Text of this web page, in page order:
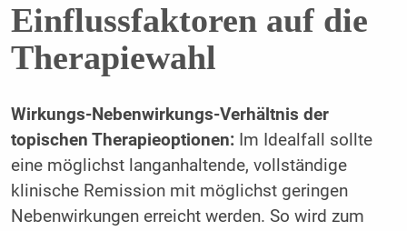
Einflussfaktoren auf die
Therapiewahl
Wirkungs-Nebenwirkungs-Verhältnis der
topischen Therapieoptionen:Im Idealfall sollte
eine möglichst langanhaltende, vollständige
klinische Remission mit möglichst geringen
Nebenwirkungen erreicht werden. So wird zum